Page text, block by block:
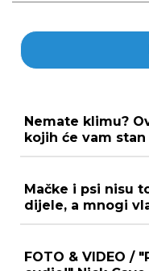
Nemate klimu?
kojih će vam
Mačke i psi nisu
dijele, a mnogi
FOTO & VIDEO /